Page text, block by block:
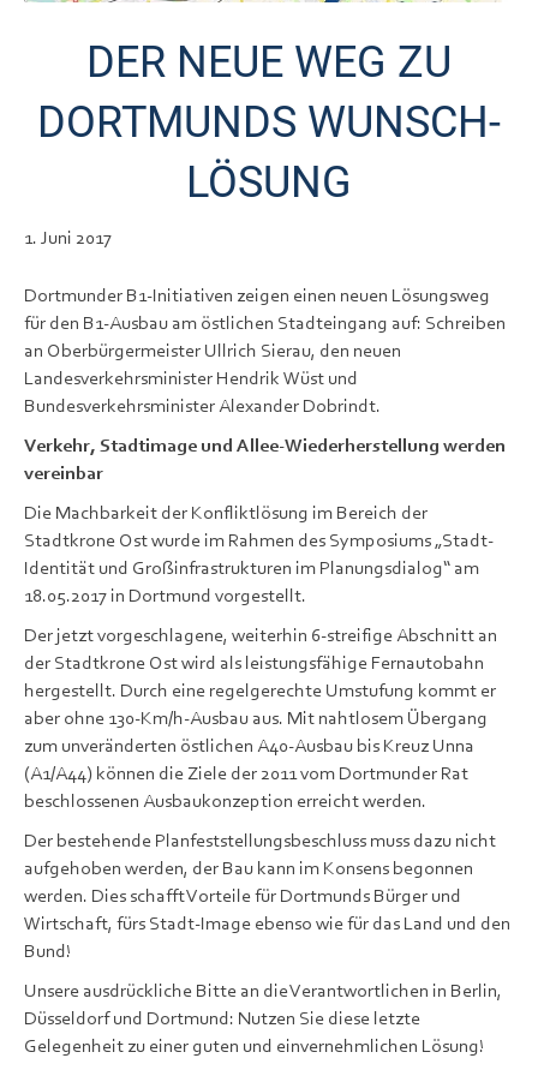
DER NEUE WEG ZU
DORTMUNDS WUNSCH-
LÖSUNG
1. Juni 2017
Dortmunder B1-Initiativen zeigen einen neuen Lösungsweg
für den B1-Ausbau am östlichen Stadteingang auf: Schreiben
an Oberbürgermeister Ullrich Sierau, den neuen
Landesverkehrsminister Hendrik Wüst und
Bundesverkehrsminister Alexander Dobrindt.
Verkehr, Stadtimage und Allee-Wiederherstellung werden
vereinbar
Die Machbarkeit der Konfliktlösung im Bereich der
Stadtkrone Ost wurde im Rahmen des Symposiums „Stadt-
Identität und Großinfrastrukturen im Planungsdialog“ am
18.05.2017 in Dortmund vorgestellt.
Der jetzt vorgeschlagene, weiterhin 6-streifige Abschnitt an
der Stadtkrone Ost wird als leistungsfähige Fernautobahn
hergestellt. Durch eine regelgerechte Umstufung kommt er
aber ohne 130-Km/h-Ausbau aus. Mit nahtlosem Übergang
zum unveränderten östlichen A40-Ausbau bis Kreuz Unna
(A1/A44) können die Ziele der 2011 vom Dortmunder Rat
beschlossenen Ausbaukonzeption erreicht werden.
Der bestehende Planfeststellungsbeschluss muss dazu nicht
aufgehoben werden, der Bau kann im Konsens begonnen
werden. Dies schafft Vorteile für Dortmunds Bürger und
Wirtschaft, fürs Stadt-Image ebenso wie für das Land und den
Bund!
Unsere ausdrückliche Bitte an die Verantwortlichen in Berlin,
Düsseldorf und Dortmund: Nutzen Sie diese letzte
Gelegenheit zu einer guten und einvernehmlichen Lösung!